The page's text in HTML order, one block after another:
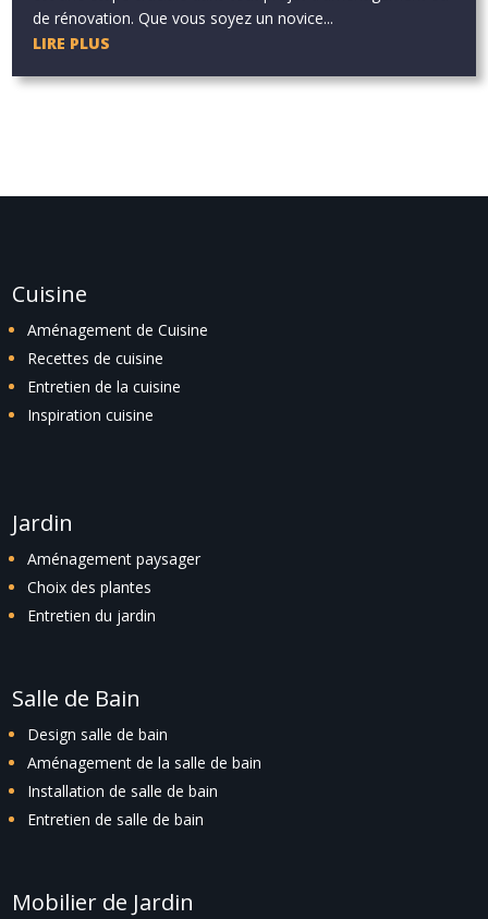
de rénovation. Que vous soyez un novice...
LIRE PLUS
Cuisine
Aménagement de Cuisine
Recettes de cuisine
Entretien de la cuisine
Inspiration cuisine
Jardin
Aménagement paysager
Choix des plantes
Entretien du jardin
Salle de Bain
Design salle de bain
Aménagement de la salle de bain
Installation de salle de bain
Entretien de salle de bain
Mobilier de Jardin